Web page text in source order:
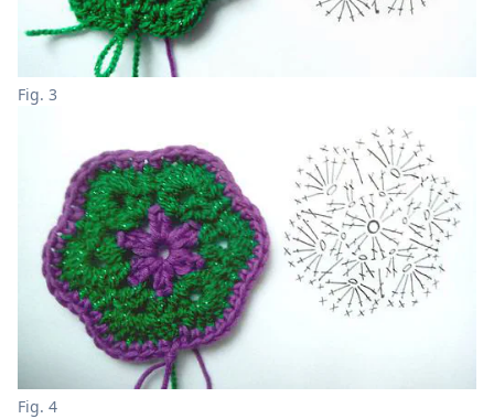
Fig. 3
Fig. 4